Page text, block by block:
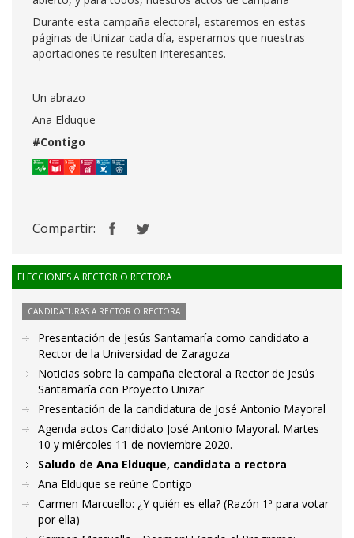
Durante esta campaña electoral, estaremos en estas
páginas de iUnizar cada día, esperamos que nuestras
aportaciones te resulten interesantes.
Un abrazo
Ana Elduque
#Contigo
Compartir:
ELECCIONES A RECTOR O RECTORA
CANDIDATURAS A RECTOR O RECTORA
Presentación de Jesús Santamaría como candidato a
Rector de la Universidad de Zaragoza
Noticias sobre la campaña electoral a Rector de Jesús
Santamaría con Proyecto Unizar
Presentación de la candidatura de José Antonio Mayoral
Agenda actos Candidato José Antonio Mayoral. Martes
10 y miércoles 11 de noviembre 2020.
Saludo de Ana Elduque, candidata a rectora
Ana Elduque se reúne Contigo
Carmen Marcuello: ¿Y quién es ella? (Razón 1ª para votar
por ella)